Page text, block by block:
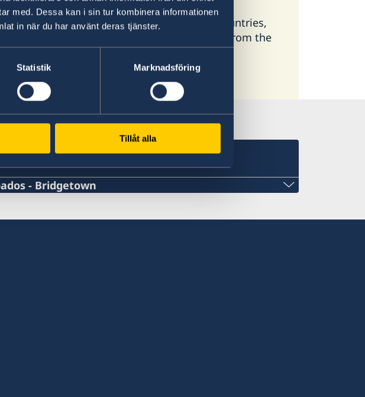
med. Dessa kan i sin tur kombinera informationen
in när du har använt deras tjänster.
Statistik Marknadsföring
Tillåt alla
to all countries is available here. In some countries,
– for more information, select a country from the
list.
consulates in the Caribbean
- Bridgetown